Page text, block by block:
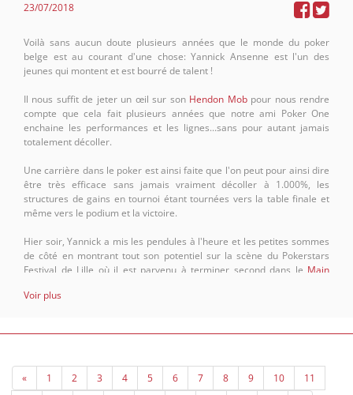
23/07/2018
Voilà sans aucun doute plusieurs années que le monde du poker
belge est au courant d'une chose: Yannick Ansenne est l'un des
jeunes qui montent et est bourré de talent !
Il nous suffit de jeter un œil sur son Hendon Mobpour nous rendre
compte que cela fait plusieurs années que notre ami Poker One
enchaine les performances et les lignes...sans pour autant jamais
totalement décoller.
Une carrière dans le poker est ainsi faite que l'on peut pour ainsi dire
être très efficace sans jamais vraiment décoller à 1.000%, les
structures de gains en tournoi étant tournées vers la table finale et
même vers le podium et la victoire.
Hier soir, Yannick a mis les pendules à l'heure et les petites sommes
de côté en montrant tout son potentiel sur la scène du Pokerstars
Festival de Lille où il est parvenu à terminer second dans le Main
compté au total 627 entrées et 232 re-entry ! Dès lors, terminer
une somme de 93.480€ le propulsant cette fois vers les sommets
pokeristiques qu'il méritait d'atteindre depuis plusieurs années !
Voir plus
« 1 2 3 4 5 6 7 8 9 10
11